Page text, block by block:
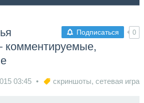
Подписаться 0
комментируемые,
03:45 скриншоты, сетевая игра